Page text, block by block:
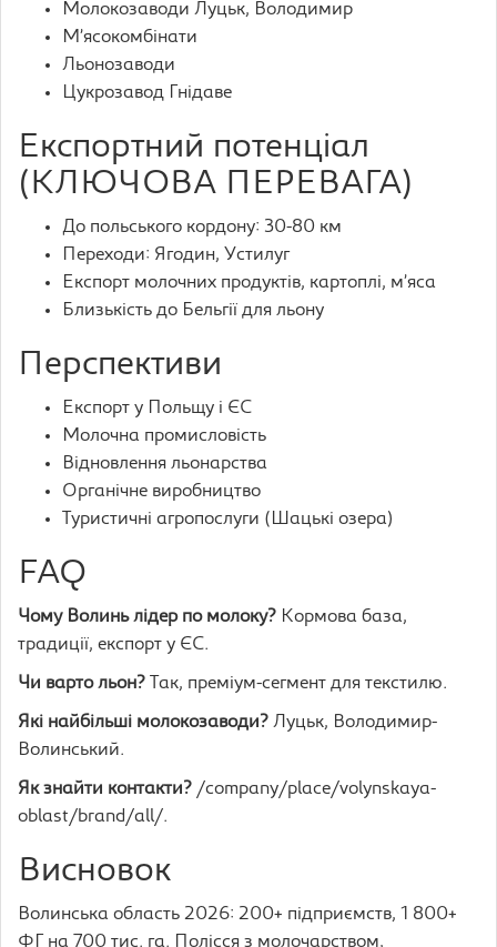
Молокозаводи Луцьк, Володимир
М’ясокомбінати
Льонозаводи
Цукрозавод Гнідаве
Експортний потенціал
(КЛЮЧОВА ПЕРЕВАГА)
До польського кордону: 30-80 км
Переходи: Ягодин, Устилуг
Експорт молочних продуктів, картоплі, м’яса
Близькість до Бельгії для льону
Перспективи
Експорт у Польщу і ЄС
Молочна промисловість
Відновлення льонарства
Органічне виробництво
Туристичні агропослуги (Шацькі озера)
FAQ
Чому Волинь лідер по молоку? Кормова база,
традиції, експорт у ЄС.
Чи варто льон? Так, преміум-сегмент для текстилю.
Які найбільші молокозаводи? Луцьк, Володимир-
Волинський.
Як знайти контакти? /company/place/volynskaya-
oblast/brand/all/.
Висновок
Волинська область 2026: 200+ підприємств, 1 800+
ФГ на 700 тис. га. Полісся з молочарством,